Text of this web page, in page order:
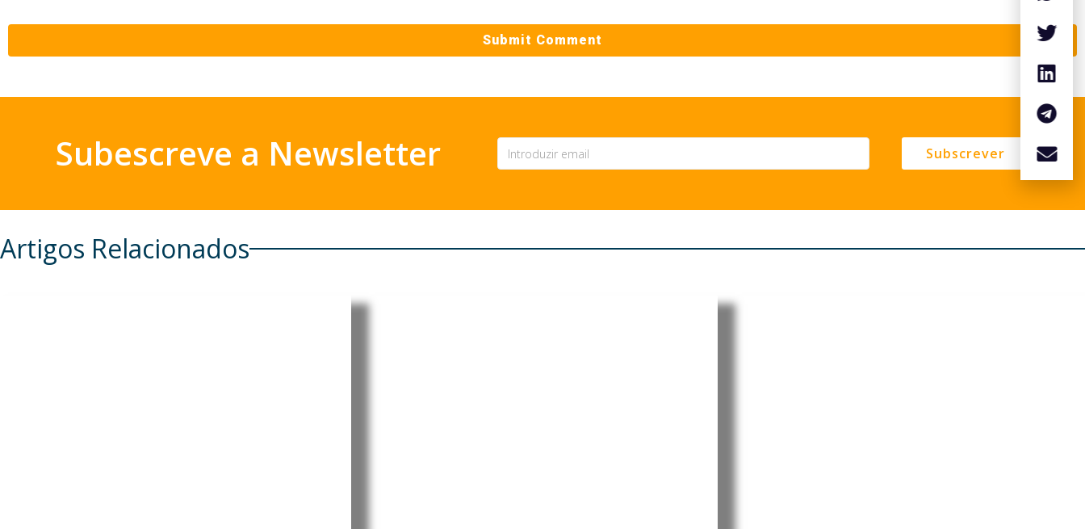
Subescreve a Newsletter Subscrever
Artigos Relacionados